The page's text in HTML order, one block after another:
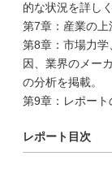
的な状況を詳しく
第7章：産業の上
第8章：市場力
因、業界のメー
の分析を掲載。
第9章：レポート
レポート目次